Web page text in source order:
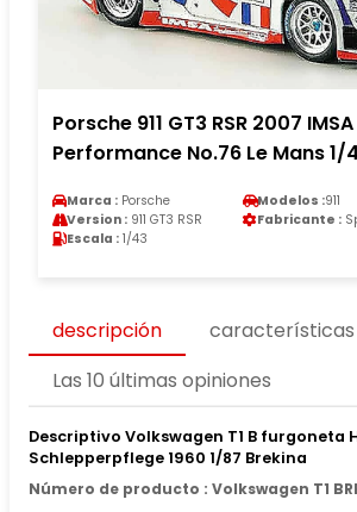
Porsche 911 GT3 RSR 2007 IMSA
Performance No.76 Le Mans 1/
Marca : Porsche Modelos :911
Version : 911 GT3 RSR Fabricante :
Escala : 1/43
descripción
características
Las 10 últimas opiniones
Descriptivo Volkswagen T1 B furgoneta
Schlepperpflege 1960 1/87 Brekina
Número de producto : Volkswagen T1